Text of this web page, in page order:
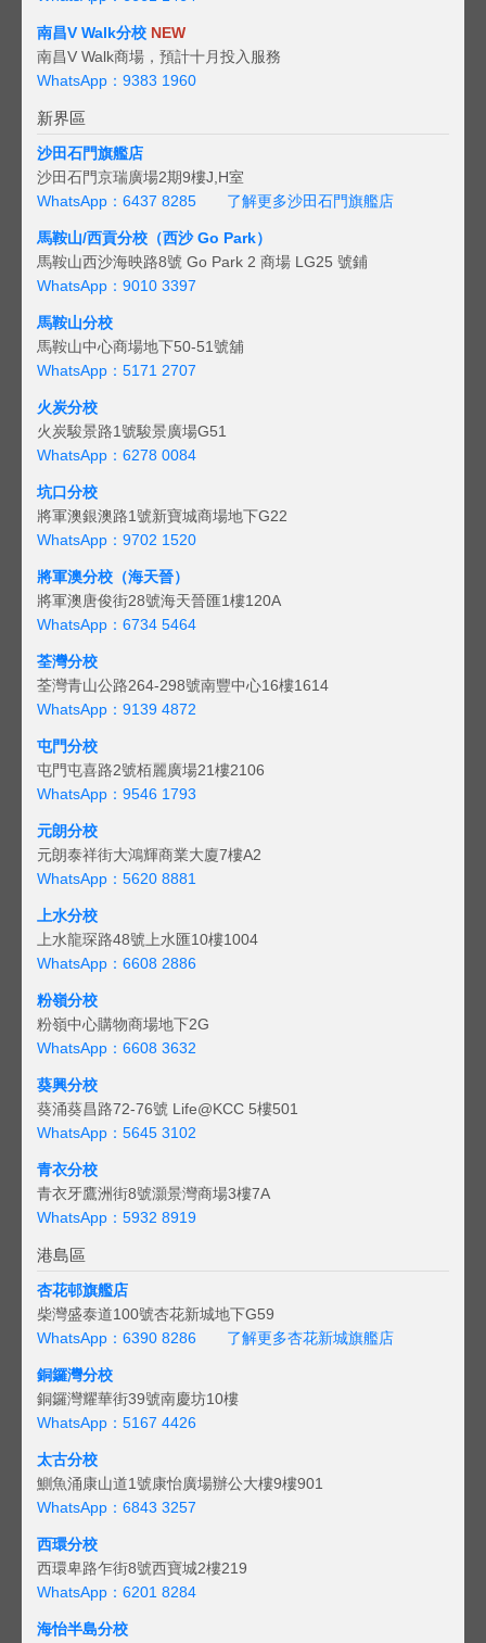
南昌V Walk分校 NEW
南昌V Walk商場，預計十月投入服務
WhatsApp：9383 1960
新界區
沙田石門旗艦店
沙田石門京瑞廣場2期9樓J,H室
WhatsApp：6437 8285
了解更多沙田石門旗艦店
馬鞍山/西貢分校（西沙 Go Park）
馬鞍山西沙海映路8號 Go Park 2 商場 LG25 號鋪
WhatsApp：9010 3397
馬鞍山分校
馬鞍山中心商場地下50-51號舖
WhatsApp：5171 2707
火炭分校
火炭駿景路1號駿景廣場G51
WhatsApp：6278 0084
坑口分校
將軍澳銀澳路1號新寶城商場地下G22
WhatsApp：9702 1520
將軍澳分校（海天晉）
將軍澳唐俊街28號海天晉匯1樓120A
WhatsApp：6734 5464
荃灣分校
荃灣青山公路264-298號南豐中心16樓1614
WhatsApp：9139 4872
屯門分校
屯門屯喜路2號栢麗廣場21樓2106
WhatsApp：9546 1793
元朗分校
元朗泰祥街大鴻輝商業大廈7樓A2
WhatsApp：5620 8881
上水分校
上水龍琛路48號上水匯10樓1004
WhatsApp：6608 2886
粉嶺分校
粉嶺中心購物商場地下2G
WhatsApp：6608 3632
葵興分校
葵涌葵昌路72-76號 Life@KCC 5樓501
WhatsApp：5645 3102
青衣分校
青衣牙鷹洲街8號灝景灣商場3樓7A
WhatsApp：5932 8919
港島區
杏花邨旗艦店
柴灣盛泰道100號杏花新城地下G59
WhatsApp：6390 8286
了解更多杏花新城旗艦店
銅鑼灣分校
銅鑼灣耀華街39號南慶坊10樓
WhatsApp：5167 4426
太古分校
鰂魚涌康山道1號康怡廣場辦公大樓9樓901
WhatsApp：6843 3257
西環分校
西環卑路乍街8號西寶城2樓219
WhatsApp：6201 8284
海怡半島分校